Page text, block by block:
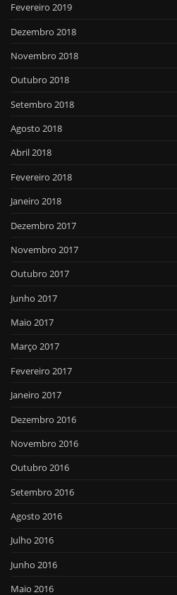
Fevereiro 2019
Dezembro 2018
Novembro 2018
Outubro 2018
Setembro 2018
Agosto 2018
Abril 2018
Fevereiro 2018
Janeiro 2018
Dezembro 2017
Novembro 2017
Outubro 2017
Junho 2017
Maio 2017
Março 2017
Fevereiro 2017
Janeiro 2017
Dezembro 2016
Novembro 2016
Outubro 2016
Setembro 2016
Agosto 2016
Julho 2016
Junho 2016
Maio 2016